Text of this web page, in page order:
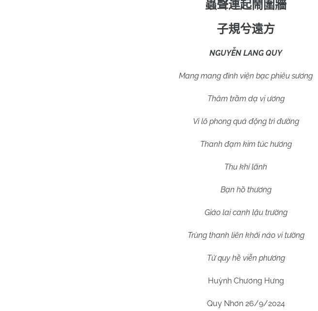
蟲聲連起鬧圍牆
子規兮遠方
NGUYỄN LANG QUY
Mang mang đình viện bạc phiêu sương
Thâm trầm dạ vị ương
Vi lô phong quá động trì đường
Thanh đạm kim túc hương
Thu khí lãnh
Bạn hồ thương
Giáo lai canh lậu trường
Trùng thanh liên khởi náo vi tường
Tử quy hề viễn phương
Huỳnh Chương Hưng
Quy Nhơn 26/9/2024